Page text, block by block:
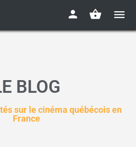
BLOG
sur le cinéma québécois en
France